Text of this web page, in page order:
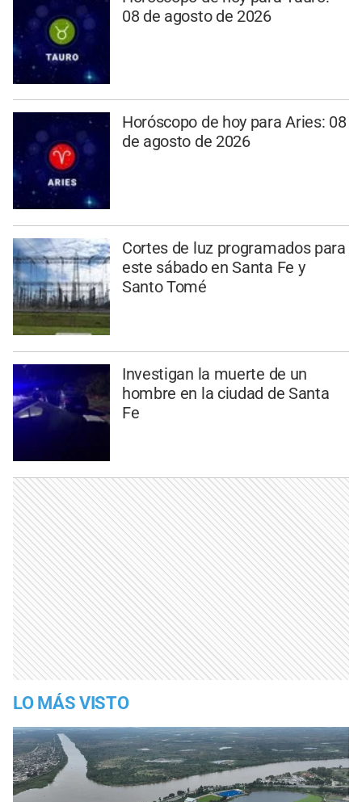
08 de agosto de 2026
Horóscopo de hoy para Aries: 08
de agosto de 2026
Cortes de luz programados para
este sábado en Santa Fe y
Santo Tomé
Investigan la muerte de un
hombre en la ciudad de Santa
Fe
LO MÁS VISTO